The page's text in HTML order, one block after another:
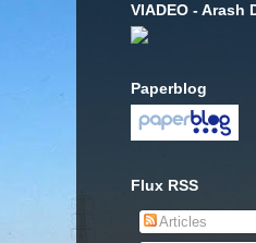
VIADEO - Arash
Paperblog
Flux RSS
Articles